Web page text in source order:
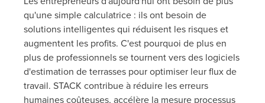
qu'une simple calculatrice : ils ont besoin de
solutions intelligentes qui réduisent les risques et
augmentent les profits. C'est pourquoi de plus en
plus de professionnels se tournent vers des logiciels
d'estimation de terrasses pour optimiser leur flux de
travail. STACK contribue à réduire les erreurs
humaines coûteuses, accélère la mesure processus